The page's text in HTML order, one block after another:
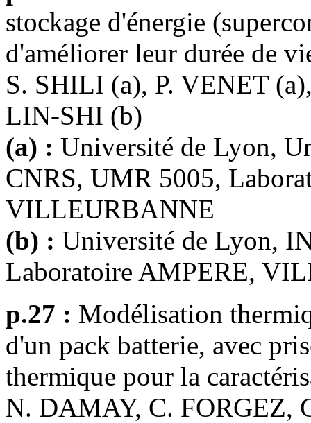
stockage d'énergie
d'améliorer leur durée de
S. SHILI (a), P. VENET
LIN-SHI (b)
(a) : Université de Lyon,
CNRS, UMR 5005,
VILLEURBANNE
(b) : Université de Lyon,
Laboratoire AMPERE,
p.27 : Modélisation
d'un pack batterie, avec
thermique pour la
N. DAMAY, C. FORGEZ,